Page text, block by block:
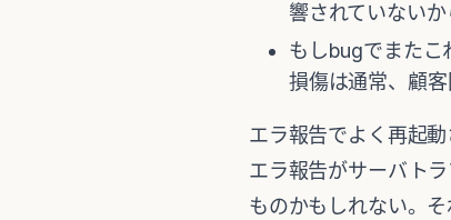
響されていない
もしbugでまたこ
損傷は通常、顧
エラ報告でよく再起
エラ報告がサーバト
ものかもしれない。